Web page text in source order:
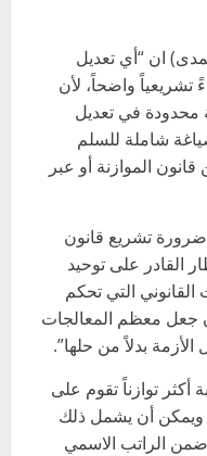
ان “أي تعديل
واضحاً، لأن
محدودة في تعديل
شاملة للسلم
الموازنة أو عبر
تشريع قانون
القادر على توحيد
القانوني التي تحكم
جعل معظم المعالجات
بدلاً من حلها”.
توازناً تقوم على
ويمكن أن يشمل ذلك
الراتب الاسمي